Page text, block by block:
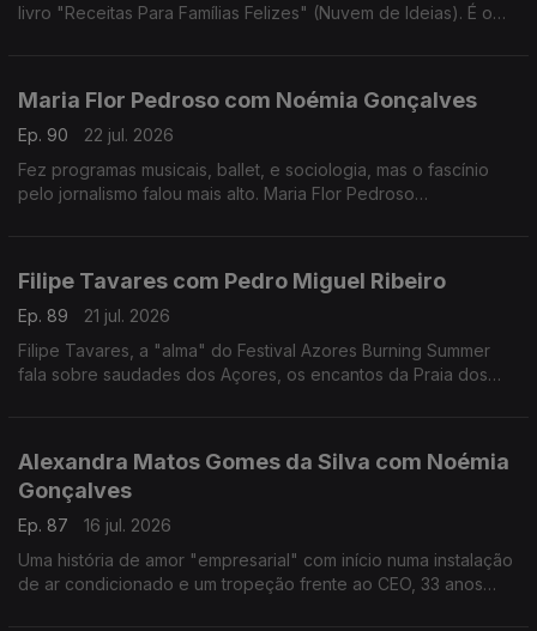
livro "Receitas Para Famílias Felizes" (Nuvem de Ideias). É o
Maria Flor Pedroso com Noémia Gonçalves
Ep. 90
22 jul. 2026
Fez programas musicais, ballet, e sociologia, mas o fascínio
pelo jornalismo falou mais alto. Maria Flor Pedroso
Filipe Tavares com Pedro Miguel Ribeiro
Ep. 89
21 jul. 2026
Filipe Tavares, a "alma" do Festival Azores Burning Summer
fala sobre saudades dos Açores, os encantos da Praia dos
Alexandra Matos Gomes da Silva com Noémia
Gonçalves
Ep. 87
16 jul. 2026
Uma história de amor "empresarial" com início numa instalação
de ar condicionado e um tropeção frente ao CEO, 33 anos